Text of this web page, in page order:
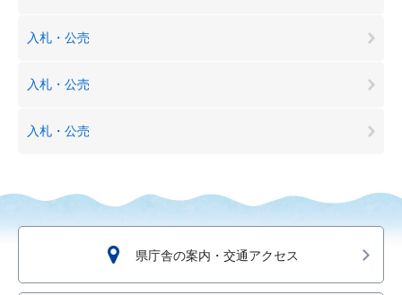
入札・公売
入札・公売
入札・公売
県庁舎の案内・交通アクセス